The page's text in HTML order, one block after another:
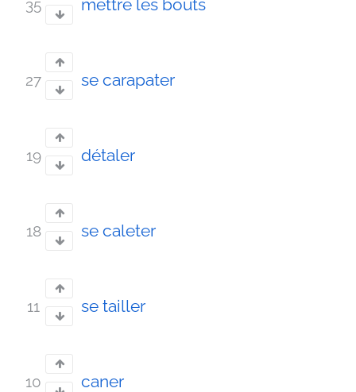
35 mettre les bouts
27 se carapater
19 détaler
18 se caleter
11 se tailler
10 caner